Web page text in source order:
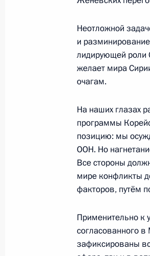
2 октября 2017 года,
Российско-
28 сентября 2017
Заявления для
переговоров
28 сентября 2017
Неотложной
и
лидирующей роли
желает мира
очагам.
На наших глазах
программы
позицию: мы
ООН. Но
Все стороны
мире конфликты
факторов, путём
Применительно к
согласованного
зафиксированы